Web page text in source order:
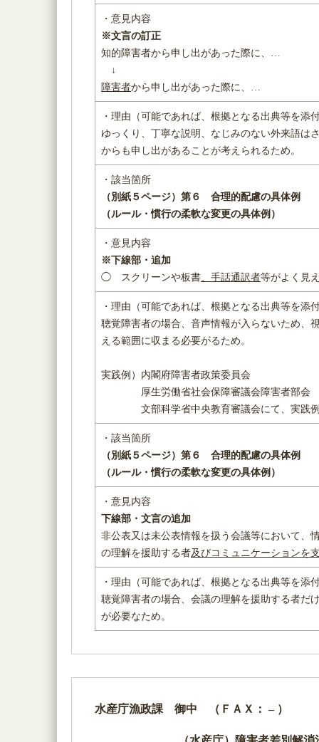
・意見内容
※文言の訂正
知的障害者から申し出があった際に、…
↓
障害者から申し出があった際に、…
・理由（可能であれば、根拠となる出典等を添
ゆっくり、丁寧な説明、なじみのない外来語は
からも申し出があることが考えられるため。
・該当箇所
（別紙５ページ） 第６ 合理的配慮の具体例
（ルール・慣行の柔軟な変更の具体例）
・意見内容
※下線部・追加
◯ スクリーンや板書 、手話通訳者等がよく見
・理由（可能であれば、根拠となる出典等を添
聴覚障害者の場合、音声情報が入らないため、
える範囲に収まる必要がるため。
実践例）内閣府障害者政策委員会
厚生労働省社会保障審議会障害者部会
文部科学省中央教育審議会にて、実践例
・該当箇所
（別紙５ページ） 第６ 合理的配慮の具体例
（ルール・慣行の柔軟な変更の具体例）
・意見内容
下線部・文言の追加
非公表又は未公表情報を扱う会議等において、
の理解を援助する者及びコミュニケーションを
・理由（可能であれば、根拠となる出典等を添
聴覚障害者の場合、会議の理解を援助する者だ
が必要なため。
水産庁漁政課 御中 （ＦＡＸ： – ）